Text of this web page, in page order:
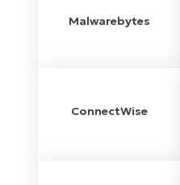
Malwarebytes
ConnectWise